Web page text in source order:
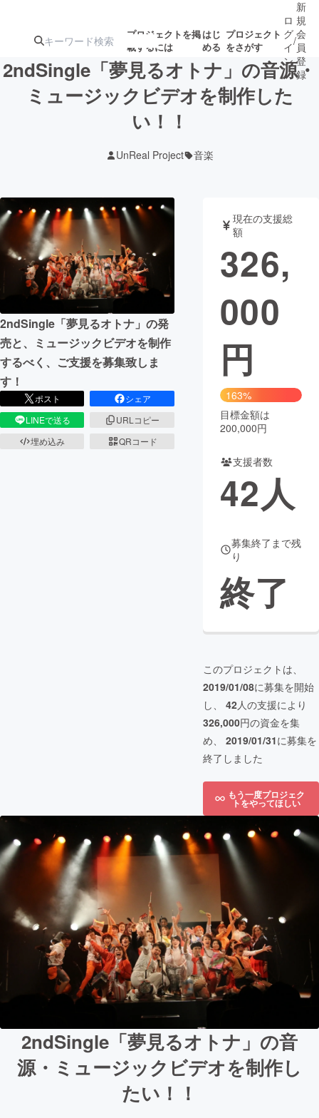
プロジェクトを掲
載するには
はじ
める
プロジェクト
をさがす
注目の新着プロ
募集終了が近いプ
テクノロジー・ガジェット
映像・映画 書籍・雑誌
ビジネス・起業 チャレンジ
まちづくり・地域活性化
CAMPFIRE for Social Good CAMPFIRE Creation
CAMPFIREふるさと納税
コミュニティ
ロ
グ
イ
ン
/
新
規
会
員
登
録
2ndSingle「夢見るオトナ」の音源・
ミュージックビデオを制作した
い！！
UnReal Project 音楽
2ndSingle「夢見るオトナ」の発
売と、ミュージックビデオを制作
するべく、ご支援を募集致しま
す！
ポスト
シェア
LINEで送る
URLコピー
埋め込み
QRコード
現在の支援総
額
326,
000
円
163%
目標金額は
200,000円
支援者数
42人
募集終了まで残
り
終了
このプロジェクトは、
2019/01/08に募集を開始
し、 42人の支援により
326,000円の資金を集
め、 2019/01/31に募集を
終了しました
もう一度プロジェク
トをやってほしい
2ndSingle「夢見るオトナ」の音
源・ミュージックビデオを制作し
たい！！